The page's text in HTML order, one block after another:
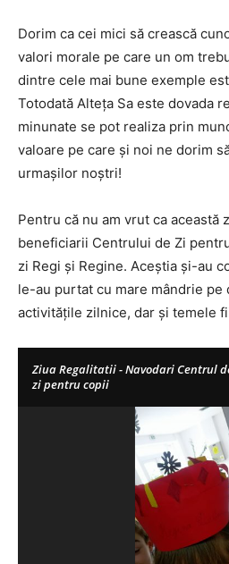
Dorim ca cei mici să crească
valori morale pe care un om
dintre cele mai bune exemple
Totodată Alteța Sa este dovada
minunate se pot realiza prin
valoare pe care și noi ne dorim
urmașilor noștri!
Pentru că nu am vrut ca această
beneficiarii Centrului de Zi
zi Regi și Regine. Aceștia și-au
le-au purtat cu mare mândrie pe
activitățile zilnice, dar și temele
Ziua Regalitatii - Navodari Centrul
zi pentru copii